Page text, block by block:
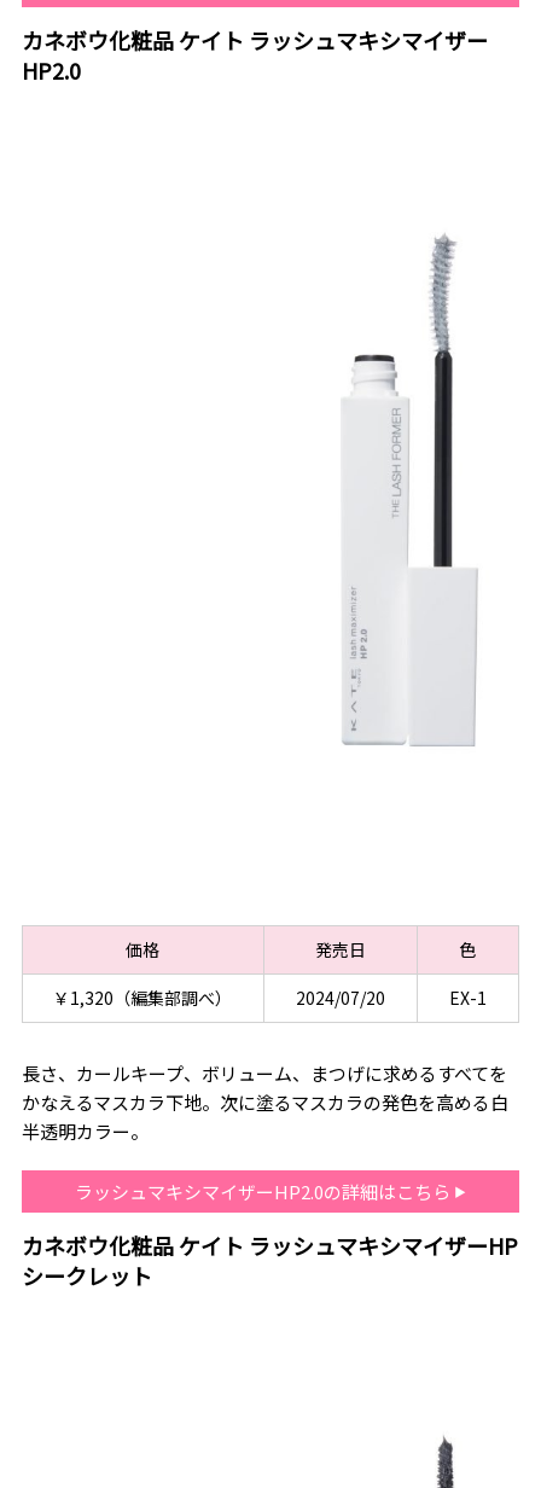
カネボウ化粧品 ケイト ラッシュマキシマイザー
HP2.0
価格 発売日
色
￥1,320（編集部調べ）
2024/07/20 EX-1
長さ、カールキープ、ボリューム、まつげに求めるすべてを
かなえるマスカラ下地。次に塗るマスカラの発色を高める白
半透明カラー。
ラッシュマキシマイザーHP2.0の詳細はこちら
カネボウ化粧品 ケイト ラッシュマキシマイザーHP
シークレット